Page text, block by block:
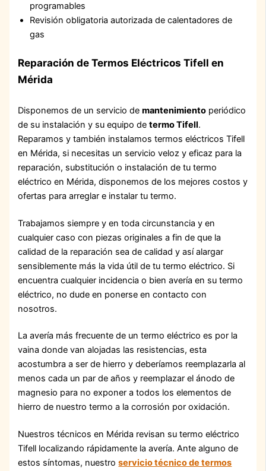
programables
Revisión obligatoria autorizada de calentadores de
gas
Reparación de Termos Eléctricos Tifell en
Mérida
Disponemos de un servicio demantenimiento periódico
de su instalación y su equipo determo Tifell.
Reparamos y también instalamos termos eléctricos Tifell
en Mérida, si necesitas un servicio veloz y eficaz para la
reparación, substitución o instalación de tu termo
eléctrico en Mérida, disponemos de los mejores costos y
ofertas para arreglar e instalar tu termo.
Trabajamos siempre y en toda circunstancia y en
cualquier caso con piezas originales a fin de que la
calidad de la reparación sea de calidad y así alargar
sensiblemente más la vida útil de tu termo eléctrico. Si
encuentra cualquier incidencia o bien avería en su termo
eléctrico, no dude en ponerse en contacto con
nosotros.
La avería más frecuente de un termo eléctrico es por la
vaina donde van alojadas las resistencias, esta
acostumbra a ser de hierro y deberíamos reemplazarla al
menos cada un par de años y reemplazar el ánodo de
magnesio para no exponer a todos los elementos de
hierro de nuestro termo a la corrosión por oxidación.
Nuestros técnicos en Mérida revisan su termo eléctrico
Tifell localizando rápidamente la avería. Ante alguno de
estos síntomas, nuestroservicio técnico de termos